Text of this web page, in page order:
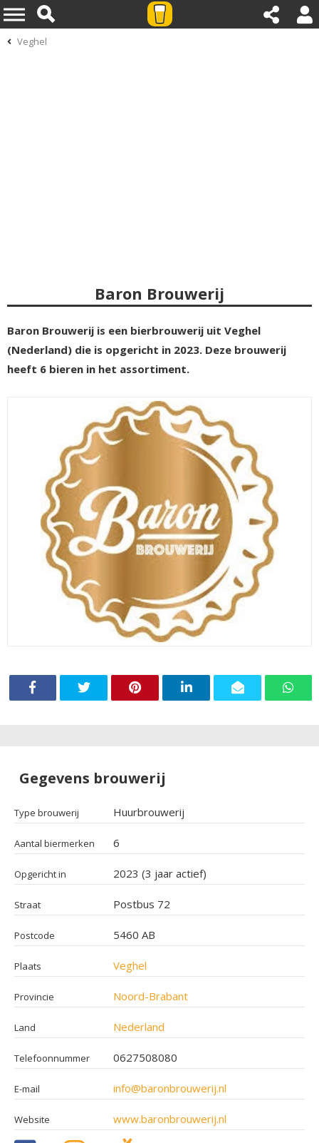
Veghel
Baron Brouwerij
Baron Brouwerij is een bierbrouwerij uit Veghel
(Nederland) die is opgericht in 2023. Deze brouwerij
heeft 6 bieren in het assortiment.
Gegevens brouwerij
Type brouwerij Huurbrouwerij
Aantal biermerken 6
Opgericht in 2023 (3 jaar actief)
Straat Postbus 72
Postcode 5460 AB
Plaats Veghel
Provincie Noord-Brabant
Land Nederland
Telefoonnummer 0627508080
E-mail info@baronbrouwerij.nl
Website www.baronbrouwerij.nl